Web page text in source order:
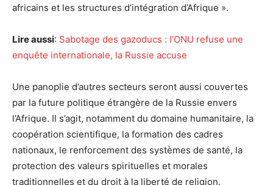
africains et les structures d’intégration d’Afrique ».
Lire aussi: Sabotage des gazoducs : l’ONU refuse une
enquête internationale, la Russie accuse
Une panoplie d’autres secteurs seront aussi couvertes
par la future politique étrangère de la Russie envers
l’Afrique. Il s’agit, notamment du domaine humanitaire, la
coopération scientifique, la formation des cadres
nationaux, le renforcement des systèmes de santé, la
protection des valeurs spirituelles et morales
traditionnelles et du droit à la liberté de religion.